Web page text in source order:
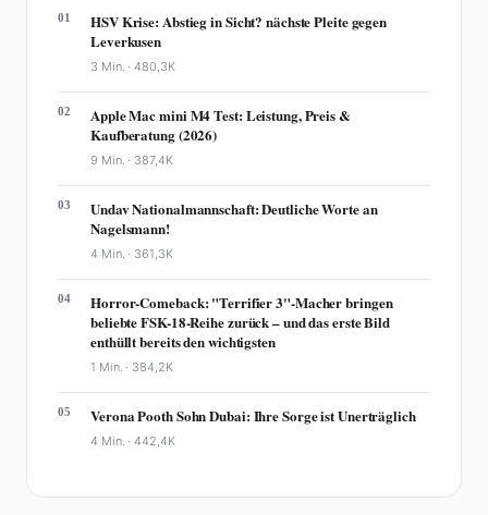
01
HSV Krise: Abstieg in Sicht? nächste Pleite gegen
Leverkusen
3 Min. ·480,3K
02
Apple Mac mini M4 Test: Leistung, Preis &
Kaufberatung (2026)
9 Min. · 387,4K
03
Undav Nationalmannschaft: Deutliche Worte an
Nagelsmann!
4 Min. · 361,3K
04
Horror-Comeback: "Terrifier 3"-Macher bringen
beliebte FSK-18-Reihe zurück – und das erste Bild
enthüllt bereits den wichtigsten
1 Min. · 384,2K
05 Verona Pooth Sohn Dubai: Ihre Sorge ist Unerträglich
4 Min. ·442,4K